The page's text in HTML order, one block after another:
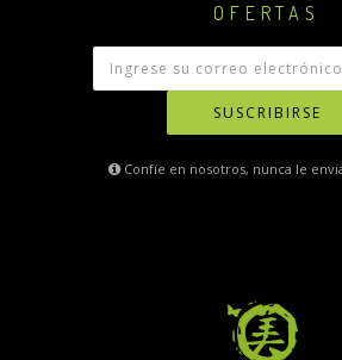
OFERTAS
SUSCRIBIRSE
Confíe en nosotros, nunca le